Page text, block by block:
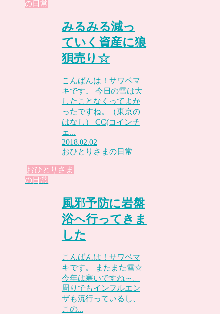
の日常
みるみる減っ
ていく資産に狼
狽売り☆
こんばんは！サワベマ
キです。 今日の雪は大
したことなくってよか
ったですね。（東京の
はなし） CC(コインチ
ェ...
2018.02.02
おひとりさまの日常
おひとりさま
の日常
風邪予防に岩盤
浴へ行ってきま
した
こんばんは！サワベマ
キです。 またまた雪☆
今年は寒いですね～。
周りでもインフルエン
ザも流行っているし、
この...